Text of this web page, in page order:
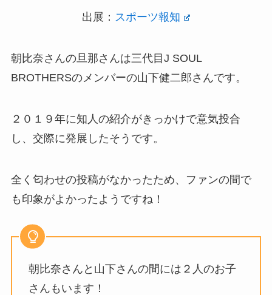
出展： スポーツ報知
朝比奈さんの旦那さんは三代目J SOUL
BROTHERSのメンバーの山下健二郎さんです。
２０１９年に知人の紹介がきっかけで意気投合
し、交際に発展したそうです。
全く匂わせの投稿がなかったため、ファンの間で
も印象がよかったようですね！
朝比奈さんと山下さんの間には２人のお子
さんもいます！